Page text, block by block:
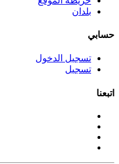
بلدان
حسابي
تسجيل الدخول
تسجيل
اتبعنا